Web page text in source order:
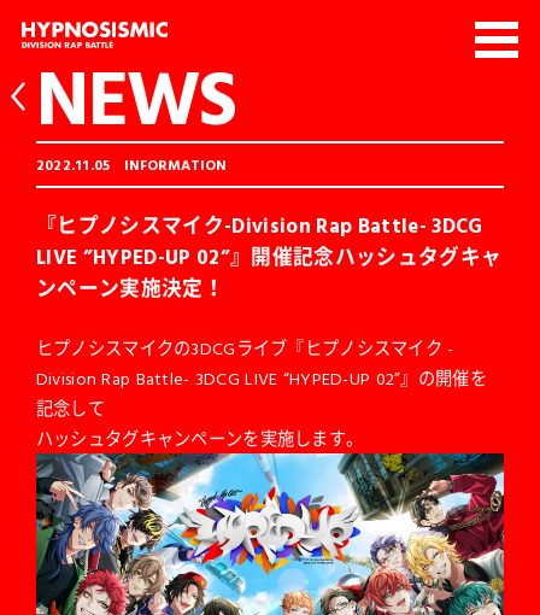
NEWS
2022.11.05 INFORMATION
『ヒプノシスマイク-Division Rap Battle- 3DCG
LIVE ”HYPED-UP 02”』開催記念ハッシュタグキャ
ンペーン実施決定！
ヒプノシスマイクの3DCGライブ『ヒプノシスマイク -
Division Rap Battle- 3DCG LIVE “HYPED-UP 02”』の開催を
記念して
ハッシュタグキャンペーンを実施します。